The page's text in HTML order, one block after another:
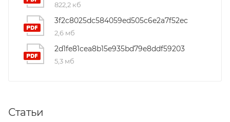
822,2 кб
3f2c8025dc584059ed505c6e2a7f52ec
2,6 мб
2d1fe81cea8b15e935bd79e8ddf59203
5,3 мб
Статьи